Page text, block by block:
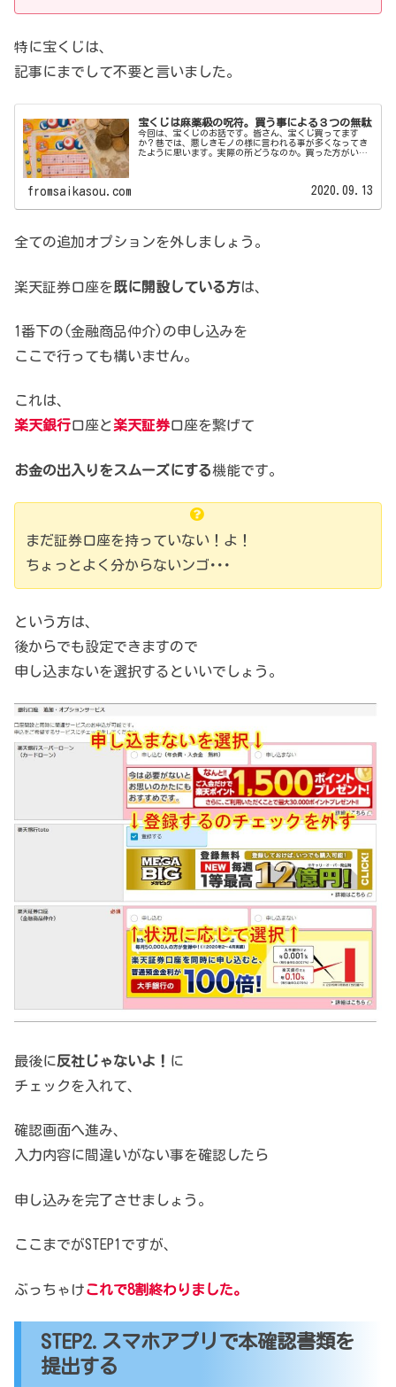
特に宝くじは、
記事にまでして不要と言いました。
宝くじは麻薬級の呪符。買う事による３つの無駄
今回は、宝くじのお話です。皆さん、宝くじ買ってます
か？巷では、悪しきモノの様に言われる事が多くなってき
たように思います。実際の所どうなのか。買った方がいい
fromsaikasou.com 2020.09.13
全ての追加オプションを外しましょう。
楽天証券口座を 既に開設している方は、
1番下の(金融商品仲介)の申し込みを
ここで行っても構いません。
これは、
楽天銀行口座と 楽天証券口座を繋げて
お金の出入りをスムーズにする機能です。
まだ証券口座を持っていない！よ！
ちょっとよく分からないンゴ･･･
という方は、
後からでも設定できますので
申し込まないを選択するといいでしょう。
最後に反社じゃないよ！ に
チェックを入れて、
確認画面へ進み、
入力内容に間違いがない事を確認したら
申し込みを完了させましょう。
ここまでがSTEP1ですが、
ぶっちゃけこれで8割終わりました。
STEP2.スマホアプリで本確認書類を
提出する